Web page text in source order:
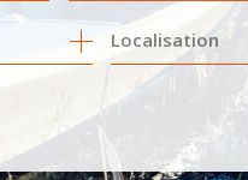
DE L'IMMO PRO